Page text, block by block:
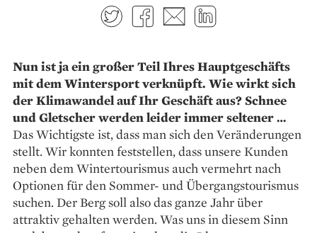
TwitterFacebook
E-mail
Nun ist ja ein großer Teil Ihres Haupt­geschäfts
mit dem Wintersport verknüpft. Wie wirkt sich
der Klimawandel auf Ihr Geschäft aus? Schnee
und Gletscher werden leider immer seltener …
Das Wichtigste ist, dass man sich den Verän­derungen
stellt. Wir konnten feststellen, dass unsere Kunden
neben dem Wintertourismus auch vermehrt nach
Optionen für den Sommer- und Übergangstourismus
suchen. Der Berg soll also das ganze Jahr über
attraktiv gehalten werden. Was uns in diesem Sinn